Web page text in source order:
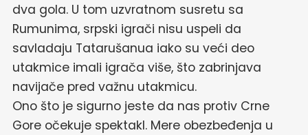
dva gola. U tom uzvratnom susretu sa
Rumunima, srpski igrači nisu uspeli da
savladaju Tatarušanua iako su veći deo
utakmice imali igrača više, što zabrinjava
navijače pred važnu utakmicu.
Ono što je sigurno jeste da nas protiv Crne
Gore očekuje spektakl. Mere obezbeđenja u